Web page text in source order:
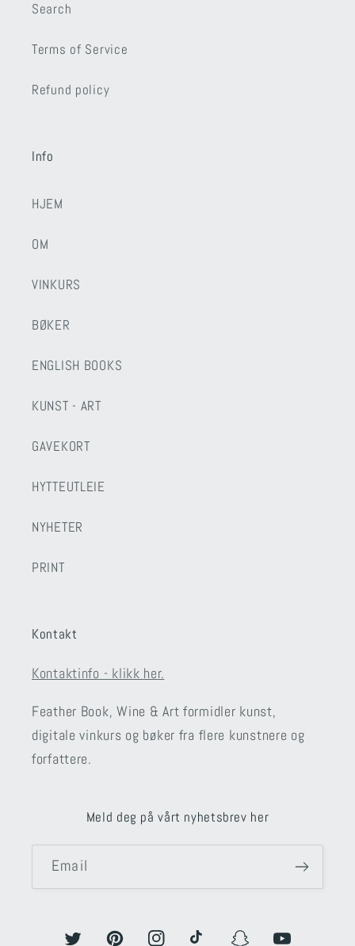
Search
Terms of Service
Refund policy
Info
HJEM
OM
VINKURS
BØKER
ENGLISH BOOKS
KUNST - ART
GAVEKORT
HYTTEUTLEIE
NYHETER
PRINT
Kontakt
Kontaktinfo - klikk her.
Feather Book, Wine & Art formidler kunst,
digitale vinkurs og bøker fra flere kunstnere og
forfattere.
Meld deg på vårt nyhetsbrev her
Email